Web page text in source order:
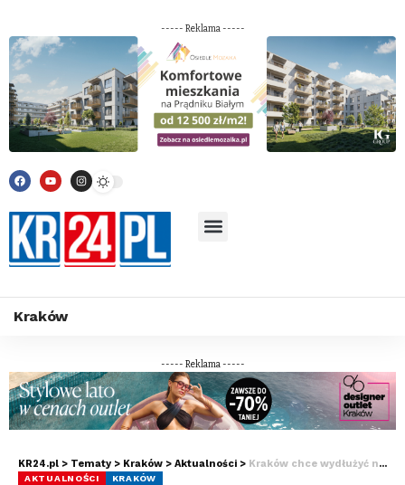
----- Reklama -----
Kraków
----- Reklama -----
KR24.pl > Tematy > Kraków > Aktualności > Kraków chce wydłużyć nocną prohibicję. Wiemy, w jakich godzinach miałby obowiązywać zakaz
AKTUALNOŚCI KRAKÓW